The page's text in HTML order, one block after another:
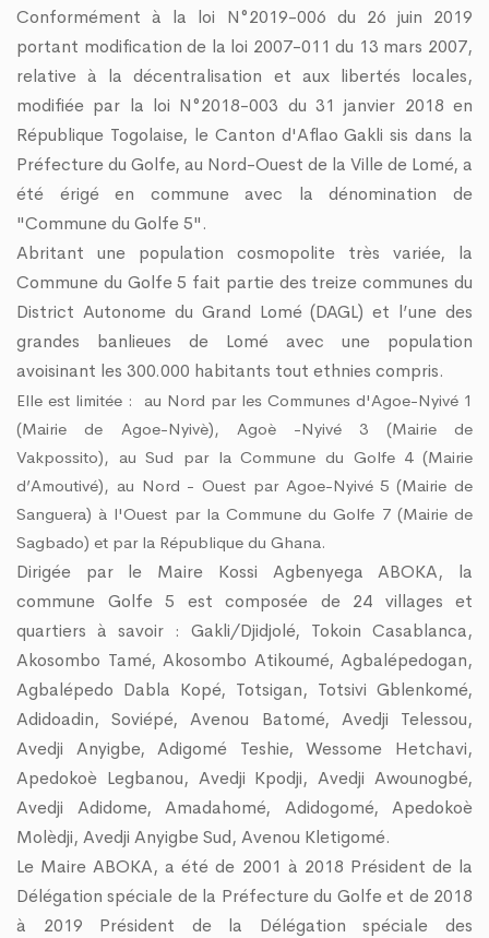
DU DISTRICT AUTONOME DU GRAND LOMÉ A TENU SA 2ÈME
D’INONDATION DANS LE GRAND LOMÉ : VERS UNE SYNERGIE D’ACTIONS
DAGL A PRIS PART AU LANCEMENT DE LA CAMPAGNE DE VACCINATION
PROPRE » : LE DAGL SUPPRIME UN DÉPOTOIR SAUVAGE DANS LA COMMUNE
PEUL III : DES ÉQUIPEMENTS SPORTIFS OFFERTS AUX COMMUNES DU GOLFE
Conformément à la loi N°2019-006 du 26 juin 2019
portant modification de la loi 2007-011 du 13 mars 2007,
relative à la décentralisation et aux libertés locales,
modifiée par la loi N°2018-003 du 31 janvier 2018 en
République Togolaise, le Canton d'Aflao Gakli sis dans la
Préfecture du Golfe, au Nord-Ouest de la Ville de Lomé, a
été érigé en commune avec la dénomination de
"Commune du Golfe 5".
Abritant une population cosmopolite très variée, la
Commune du Golfe 5 fait partie des treize communes du
District Autonome du Grand Lomé (DAGL) et l’une des
grandes banlieues de Lomé avec une population
avoisinant les 300.000 habitants tout ethnies compris.
Elle est limitée :
au Nord par les Communes d'Agoe-Nyivé 1
(Mairie de Agoe-Nyivè), Agoè -Nyivé 3 (Mairie de
Vakpossito), au Sud par la Commune du Golfe 4 (Mairie
d’Amoutivé), au Nord - Ouest par Agoe-Nyivé 5 (Mairie de
Sanguera) à l'Ouest par la Commune du Golfe 7 (Mairie de
Sagbado) et par la République du Ghana.
Dirigée par le Maire Kossi Agbenyega ABOKA, la
commune Golfe 5 est composée de 24 villages et
quartiers à savoir : Gakli/Djidjolé, Tokoin Casablanca,
Akosombo Tamé, Akosombo Atikoumé, Agbalépedogan,
Agbalépedo Dabla Kopé, Totsigan, Totsivi Gblenkomé,
Adidoadin, Soviépé, Avenou Batomé, Avedji Telessou,
Avedji Anyigbe, Adigomé Teshie, Wessome Hetchavi,
Apedokoè Legbanou, Avedji Kpodji, Avedji Awounogbé,
Avedji Adidome, Amadahomé, Adidogomé, Apedokoè
Molèdji, Avedji Anyigbe Sud, Avenou Kletigomé.
Le Maire ABOKA, a été de 2001 à 2018 Président de la
Délégation spéciale de la Préfecture du Golfe et de 2018
à 2019 Président de la Délégation spéciale des